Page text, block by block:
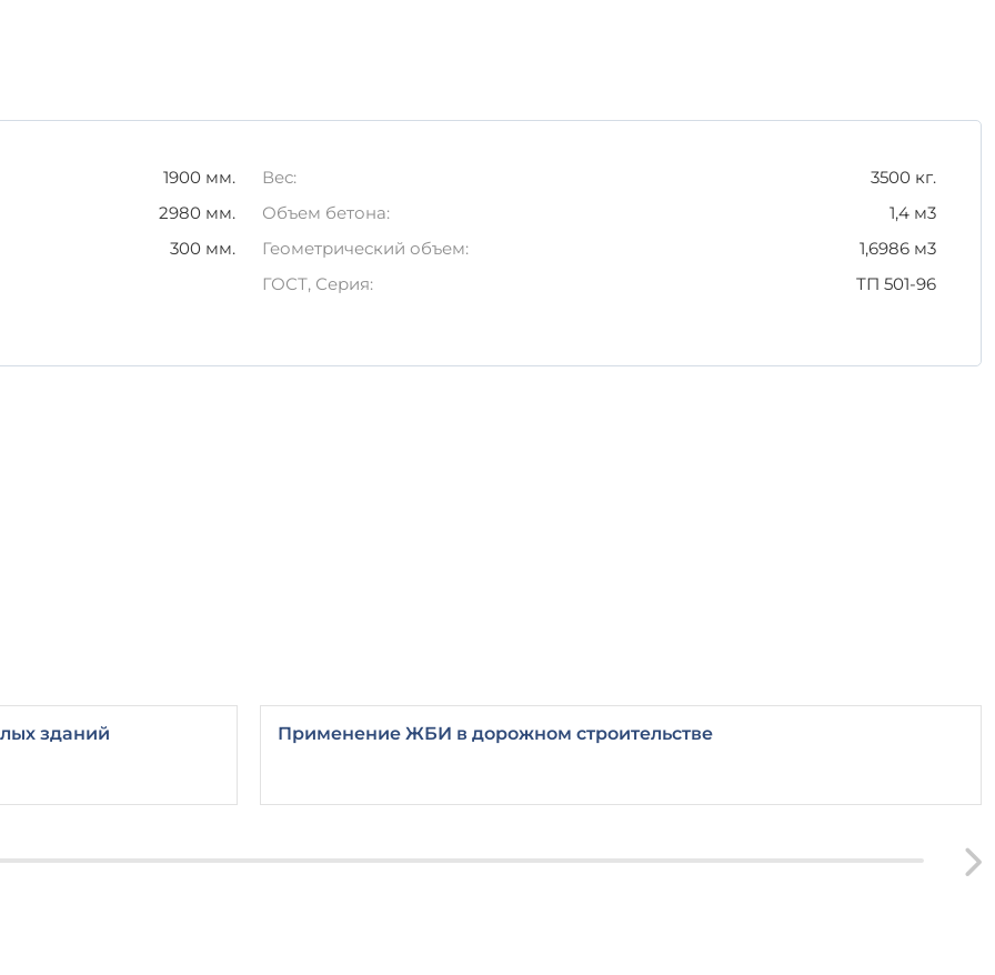
который гарантирует качество и надежность ваших проектов. Выбор этого изделия — это
1900 мм.
2980 мм.
300 мм.
Вес:
3500 кг.
Объем бетона:
1,4 м3
Геометрический объем:
1,6986 м3
ГОСТ, Серия:
ТП 501-96
зданий Применение ЖБИ в дорожном строительстве